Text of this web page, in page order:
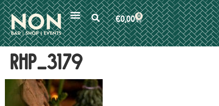
€0,00 0
RHP_3179